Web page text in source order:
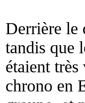
Derrière le
tandis que
étaient
chrono en